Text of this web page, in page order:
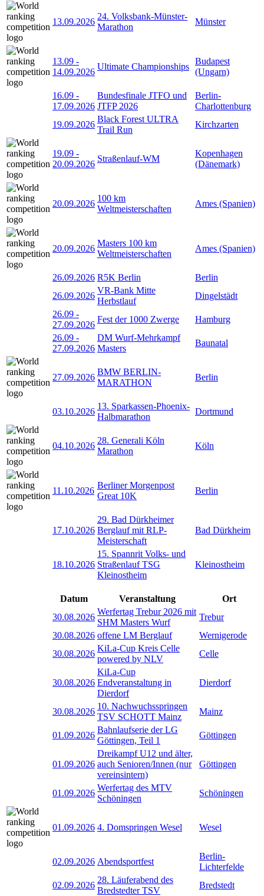
13.09.2026
24. Volksbank-Münster-
Marathon
Münster
13.09 -
14.09.2026
Ultimate Championships
Budapest
(Ungarn)
16.09 -
17.09.2026
Bundesfinale JTFO und
JTFP 2026
Berlin-
Charlottenburg
19.09.2026
Black Forest ULTRA
Trail Run
Kirchzarten
19.09 -
20.09.2026
Straßenlauf-WM
Kopenhagen
(Dänemark)
20.09.2026
100 km
Weltmeisterschaften
Ames (Spanien)
20.09.2026
Masters 100 km
Weltmeisterschaften
Ames (Spanien)
26.09.2026 R5K Berlin
Berlin
26.09.2026
VR-Bank Mitte
Herbstlauf
Dingelstädt
26.09 -
27.09.2026
Fest der 1000 Zwerge
Hamburg
26.09 -
27.09.2026
DM Wurf-Mehrkampf
Masters
Baunatal
27.09.2026
BMW BERLIN-
MARATHON
Berlin
03.10.2026
13. Sparkassen-Phoenix-
Halbmarathon
Dortmund
04.10.2026
28. Generali Köln
Marathon
Köln
11.10.2026
Berliner Morgenpost
Great 10K
Berlin
17.10.2026
29. Bad Dürkheimer
Berglauf mit RLP-
Meisterschaft
Bad Dürkheim
18.10.2026
15. Spannrit Volks- und
Straßenlauf TSG
Kleinostheim
Kleinostheim
Datum Veranstaltung
Ort
30.08.2026
Werfertag Trebur 2026 mit
SHM Masters Wurf
Trebur
30.08.2026 offene LM Berglauf
Wernigerode
30.08.2026
KiLa-Cup Kreis Celle
powered by NLV
Celle
30.08.2026
KiLa-Cup
Endveranstaltung in
Dierdorf
Dierdorf
30.08.2026
10. Nachwuchsspringen
TSV SCHOTT Mainz
Mainz
01.09.2026
Bahnlaufserie der LG
Göttingen, Teil 1
Göttingen
01.09.2026
Dreikampf U12 und älter,
auch Senioren/Innen (nur
vereinsintern)
Göttingen
01.09.2026
Werfertag des MTV
Schöningen
Schöningen
01.09.2026 4. Domspringen Wesel Wesel
02.09.2026 Abendsportfest
Berlin-
Lichterfelde
02.09.2026
28. Läuferabend des
Bredstedter TSV
Bredstedt